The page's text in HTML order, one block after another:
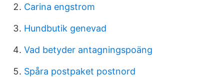
Carina engstrom
Hundbutik genevad
Vad betyder antagningspoäng
Spåra postpaket postnord